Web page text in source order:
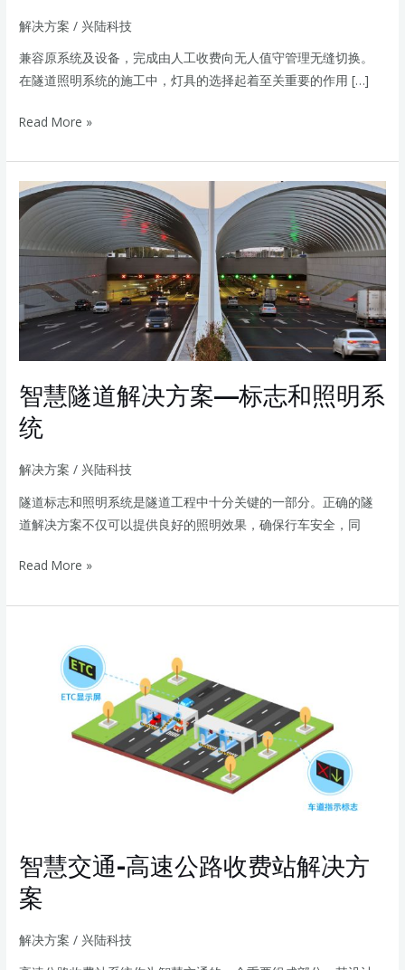
解决方案 / 兴陆科技
兼容原系统及设备，完成由人工收费向无人值守管理无缝切换。
在隧道照明系统的施工中，灯具的选择起着至关重要的作用 […]
Read More »
智慧隧道解决方案—标志和照明系
统
解决方案 / 兴陆科技
隧道标志和照明系统是隧道工程中十分关键的一部分。正确的隧
道解决方案不仅可以提供良好的照明效果，确保行车安全，同
智
慧
道
解
决
方
标
志
和
照
系
统
Read More »
智慧交通-高速公路收费站解决方
案
解决方案 / 兴陆科技
站
解
决
案